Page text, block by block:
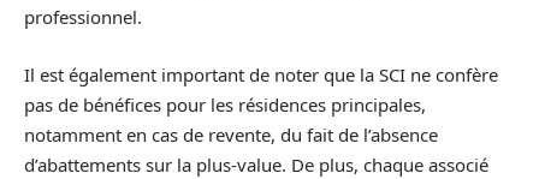
professionnel.
Il est également important de noter que la SCI ne confère
pas de bénéfices pour les résidences principales,
notamment en cas de revente, du fait de l’absence
d’abattements sur la plus-value. De plus, chaque associé